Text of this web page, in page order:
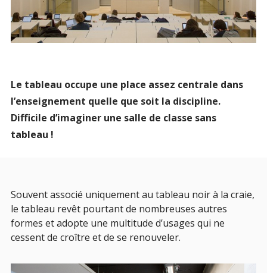
Le tableau occupe une place assez centrale dans
l’enseignement quelle que soit la discipline.
Difficile d’imaginer une salle de classe sans
tableau !
Souvent associé uniquement au tableau noir à la craie,
le tableau revêt pourtant de nombreuses autres
formes et adopte une multitude d’usages qui ne
cessent de croître et de se renouveler.